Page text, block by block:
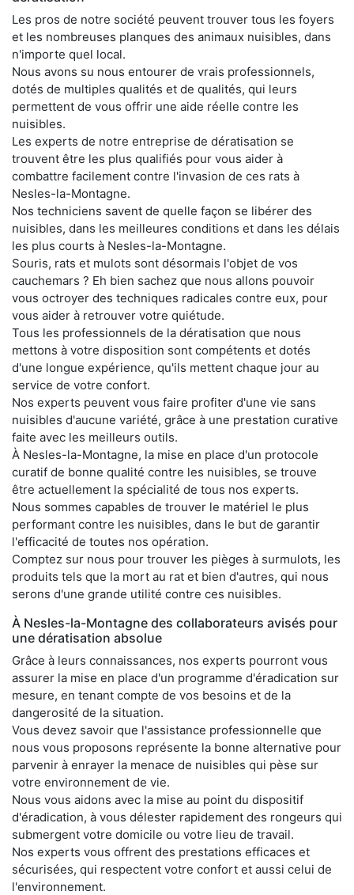
Les pros de notre société peuvent trouver tous les foyers
et les nombreuses planques des animaux nuisibles, dans
n'importe quel local.
Nous avons su nous entourer de vrais professionnels,
dotés de multiples qualités et de qualités, qui leurs
permettent de vous offrir une aide réelle contre les
nuisibles.
Les experts de notre entreprise de dératisation se
trouvent être les plus qualifiés pour vous aider à
combattre facilement contre l'invasion de ces rats à
Nesles-la-Montagne.
Nos techniciens savent de quelle façon se libérer des
nuisibles, dans les meilleures conditions et dans les délais
les plus courts à Nesles-la-Montagne.
Souris, rats et mulots sont désormais l'objet de vos
cauchemars ? Eh bien sachez que nous allons pouvoir
vous octroyer des techniques radicales contre eux, pour
vous aider à retrouver votre quiétude.
Tous les professionnels de la dératisation que nous
mettons à votre disposition sont compétents et dotés
d'une longue expérience, qu'ils mettent chaque jour au
service de votre confort.
Nos experts peuvent vous faire profiter d'une vie sans
nuisibles d'aucune variété, grâce à une prestation curative
faite avec les meilleurs outils.
À Nesles-la-Montagne, la mise en place d'un protocole
curatif de bonne qualité contre les nuisibles, se trouve
être actuellement la spécialité de tous nos experts.
Nous sommes capables de trouver le matériel le plus
performant contre les nuisibles, dans le but de garantir
l'efficacité de toutes nos opération.
Comptez sur nous pour trouver les pièges à surmulots, les
produits tels que la mort au rat et bien d'autres, qui nous
serons d'une grande utilité contre ces nuisibles.
À Nesles-la-Montagne des collaborateurs avisés pour
une dératisation absolue
Grâce à leurs connaissances, nos experts pourront vous
assurer la mise en place d'un programme d'éradication sur
mesure, en tenant compte de vos besoins et de la
dangerosité de la situation.
Vous devez savoir que l'assistance professionnelle que
nous vous proposons représente la bonne alternative pour
parvenir à enrayer la menace de nuisibles qui pèse sur
votre environnement de vie.
Nous vous aidons avec la mise au point du dispositif
d'éradication, à vous délester rapidement des rongeurs qui
submergent votre domicile ou votre lieu de travail.
Nos experts vous offrent des prestations efficaces et
sécurisées, qui respectent votre confort et aussi celui de
l'environnement.